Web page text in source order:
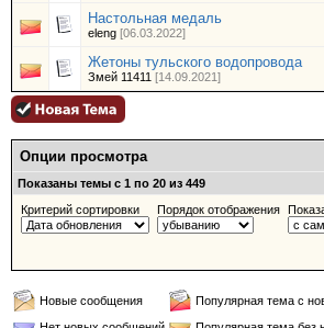
Настольная медаль
eleng [06.03.2022]
Жетоны тульского водопровода
Змей 11411 [14.09.2021]
Опции просмотра
Показаны темы с 1 по 20 из 449
Критерий сортировки
Порядок отображения
Новые сообщения
Популярная тема с